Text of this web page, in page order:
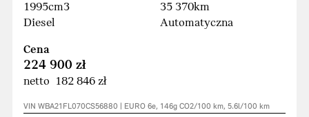
1995cm3
Diesel
35 370km
Automatyczna
Cena
224 900 zł
netto 182 846 zł
VIN WBA21FL070CS56880 | EURO 6e, 146g CO2/100 km, 5.6l/100 km